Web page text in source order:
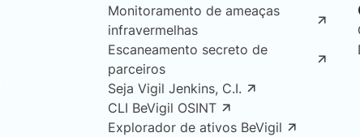
Monitoramento de ameaças
infravermelhas
Escaneamento secreto de
parceiros
Seja Vigil Jenkins, C.I.
CLI BeVigil OSINT
Explorador de ativos BeVigil